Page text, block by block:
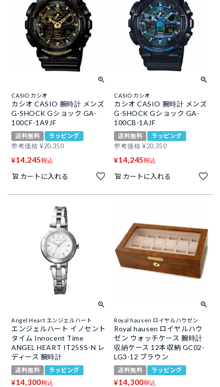
CASIO カシオ
カシオ CASIO 腕時計 メンズ
G-SHOCK Gショック GA-
100CF-1A9JF
送料無料
ラッピング
参考価格 ¥20,350
¥14,245税込
カートに入れる
CASIO カシオ
カシオ CASIO 腕時計 メンズ
G-SHOCK Gショック GA-
100CB-1AJF
送料無料
ラッピング
参考価格 ¥20,350
¥14,245税込
カートに入れる
Angel Heart エンジェルハート
エンジェルハート イノセント
タイム Innocent Time
ANGEL HEART IT25SS-N レ
ディース 腕時計
送料無料 ラッピング
¥14,300税込
Royal hausen ロイヤルハウゼン
Royal hausen ロイヤルハウ
ゼン ウォッチケース 腕時計
収納ケース 12本収納 GC02-
LG3-12 ブラウン
送料無料 ラッピング
¥14,300税込